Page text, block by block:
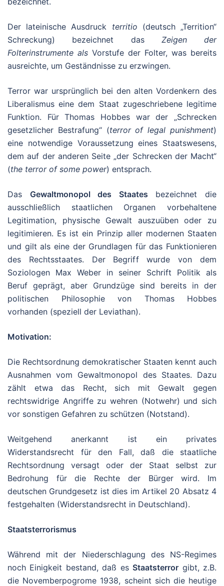
Der lateinische Ausdruck territio (deutsch „Territion“
Schreckung) bezeichnet das Zeigen der
Folterinstrumente als Vorstufe der Folter, was bereits
ausreichte, um Geständnisse zu erzwingen.
Terror war ursprünglich bei den alten Vordenkern des
Liberalismus eine dem Staat zugeschriebene legitime
Funktion. Für Thomas Hobbes war der „Schrecken
gesetzlicher Bestrafung“ (terror of legal punishment)
eine notwendige Voraussetzung eines Staatswesens,
dem auf der anderen Seite „der Schrecken der Macht“
(the terror of some power) entsprach.
Das Gewaltmonopol des Staates bezeichnet die
ausschließlich staatlichen Organen vorbehaltene
Legitimation, physische Gewalt auszuüben oder zu
legitimieren. Es ist ein Prinzip aller modernen Staaten
und gilt als eine der Grundlagen für das Funktionieren
des Rechtsstaates. Der Begriff wurde von dem
Soziologen Max Weber in seiner Schrift Politik als
Beruf geprägt, aber Grundzüge sind bereits in der
politischen Philosophie von Thomas Hobbes
vorhanden (speziell der Leviathan).
Motivation:
Die Rechtsordnung demokratischer Staaten kennt auch
Ausnahmen vom Gewaltmonopol des Staates. Dazu
zählt etwa das Recht, sich mit Gewalt gegen
rechtswidrige Angriffe zu wehren (Notwehr) und sich
vor sonstigen Gefahren zu schützen (Notstand).
Weitgehend anerkannt ist ein privates
Widerstandsrecht für den Fall, daß die staatliche
Rechtsordnung versagt oder der Staat selbst zur
Bedrohung für die Rechte der Bürger wird. Im
deutschen Grundgesetz ist dies im Artikel 20 Absatz 4
festgehalten (Widerstandsrecht in Deutschland).
Staatsterrorismus
Während mit der Niederschlagung des NS-Regimes
noch Einigkeit bestand, daß es Staatsterror gibt, z.B.
die Novemberpogrome 1938, scheint sich die heutige